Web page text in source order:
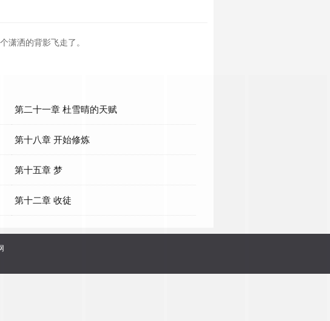
潇洒的背影飞走了。
第二十一章 杜雪晴的天赋
第十八章 开始修炼
第十五章 梦
第十二章 收徒